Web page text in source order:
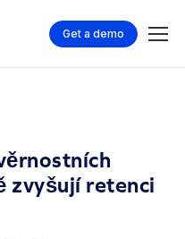
Get a demo
zvyšují retenci